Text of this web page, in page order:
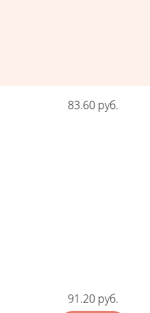
Цена
83.60 руб.
Цена
91.20 руб.